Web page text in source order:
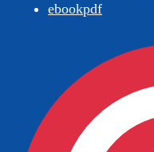
ebookpdf